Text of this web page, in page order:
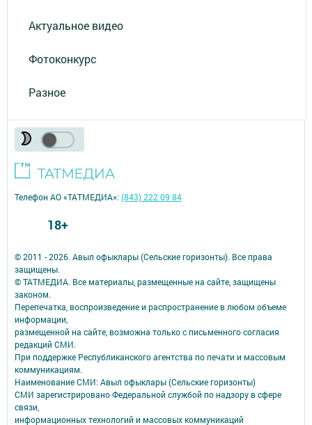
Актуальное видео
Фотоконкурс
Разное
© 2011 - 2026. Авыл офыклары (Сельские горизонты). Все права
защищены.
© ТАТМЕДИА. Все материалы, размещенные на сайте, защищены
законом.
Перепечатка, воспроизведение и распространение в любом объеме
информации,
размещенной на сайте, возможна только с письменного согласия
редакций СМИ.
При поддержке Республиканского агентства по печати и массовым
коммуникациям.
Наименование СМИ: Авыл офыклары (Сельские горизонты)
СМИ зарегистрировано Федеральной службой по надзору в сфере
связи,
информационных технологий и массовых коммуникаций
Телефон АО «ТАТМЕДИА»:(843) 222 09 84
18+